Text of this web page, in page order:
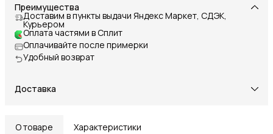
Преимущества
Доставим в пункты выдачи Яндекс Маркет, СДЭК,
Курьером
Оплата частями в Сплит
Оплачивайте после примерки
Удобный возврат
Доставка
О товаре Характеристики